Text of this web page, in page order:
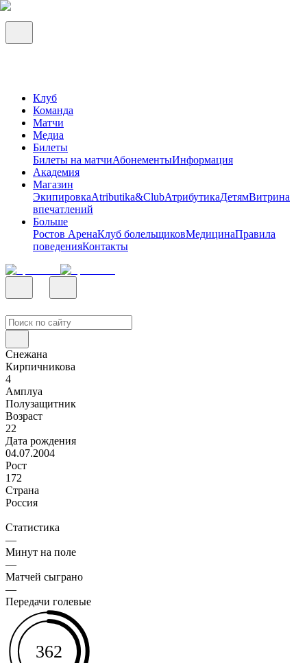
Клуб
Команда
Матчи
Медиа
Билеты
Билеты на матчиАбонементыИнформация
Академия
Магазин
ЭкипировкаAtributika&ClubАтрибутикаДетямВитрина
впечатлений
Больше
Ростов АренаКлуб болельщиковМедицинаПравила
поведенияКонтакты
Снежана
Кирпичникова
4
Амплуа
Полузащитник
Возраст
22
Дата рождения
04.07.2004
Рост
172
Страна
Россия
Статистика
—
Минут на поле
—
Матчей сыграно
—
Передачи голевые
362